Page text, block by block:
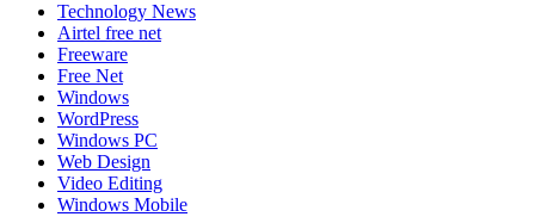
Technology News
Airtel free net
Freeware
Free Net
Windows
WordPress
Windows PC
Web Design
Video Editing
Windows Mobile